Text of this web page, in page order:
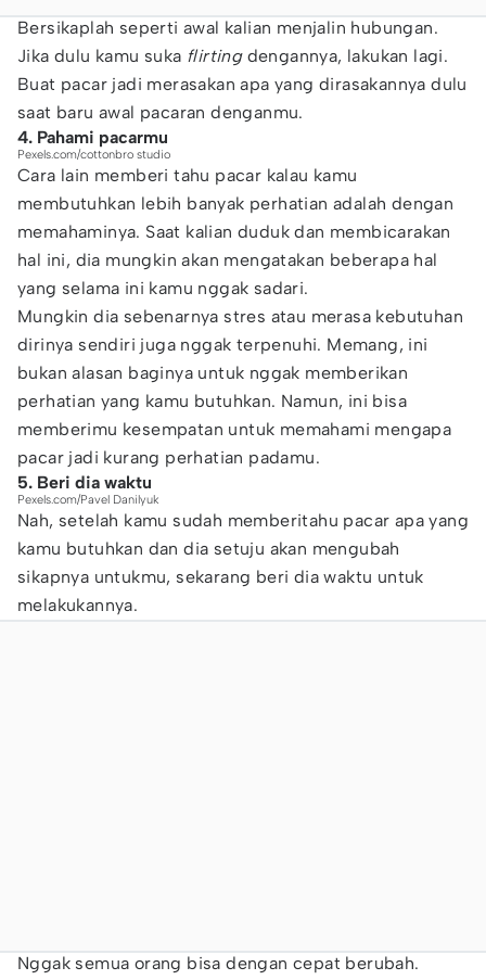
Bersikaplah seperti awal kalian menjalin hubungan.
Jika dulu kamu suka flirtingdengannya, lakukan lagi.
Buat pacar jadi merasakan apa yang dirasakannya dulu
saat baru awal pacaran denganmu.
4. Pahami pacarmu
Pexels.com/cottonbro studio
Cara lain memberi tahu pacar kalau kamu
membutuhkan lebih banyak perhatian adalah dengan
memahaminya. Saat kalian duduk dan membicarakan
hal ini, dia mungkin akan mengatakan beberapa hal
yang selama ini kamu nggak sadari.
Mungkin dia sebenarnya stres atau merasa kebutuhan
dirinya sendiri juga nggak terpenuhi. Memang, ini
bukan alasan baginya untuk nggak memberikan
perhatian yang kamu butuhkan. Namun, ini bisa
memberimu kesempatan untuk memahami mengapa
pacar jadi kurang perhatian padamu.
5. Beri dia waktu
Pexels.com/Pavel Danilyuk
Nah, setelah kamu sudah memberitahu pacar apa yang
kamu butuhkan dan dia setuju akan mengubah
sikapnya untukmu, sekarang beri dia waktu untuk
melakukannya.
Nggak semua orang bisa dengan cepat berubah.